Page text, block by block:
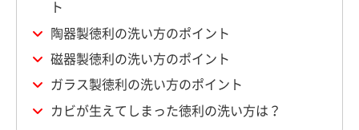
ト
陶器製徳利の洗い方のポイント
磁器製徳利の洗い方のポイント
ガラス製徳利の洗い方のポイント
カビが生えてしまった徳利の洗い方は？